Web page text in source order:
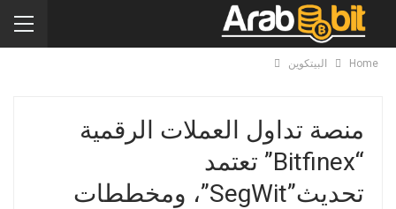
Home البيتكوين
منصة تداول العملات الرقمية
“Bitfinex” تعتمد
تحديث”SegWit”، ومخططات